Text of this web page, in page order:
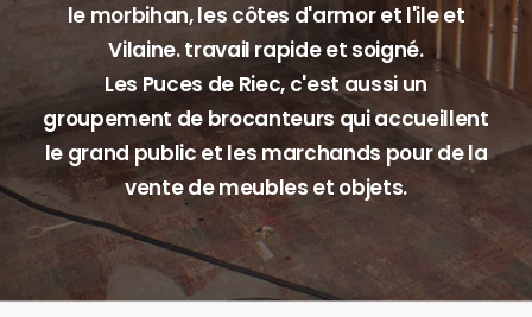
le morbihan, les côtes d'armor et l'ile et
Vilaine. travail rapide et soigné.
Les Puces de Riec, c'est aussi un
groupement de brocanteurs qui accueillent
le grand public et les marchands pour de la
vente de meubles et objets.